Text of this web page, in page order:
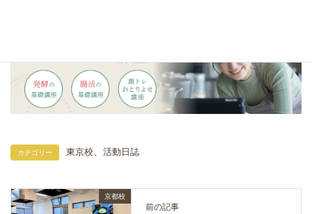
カテゴリー 東京校 活動日誌
京都校
前の記事